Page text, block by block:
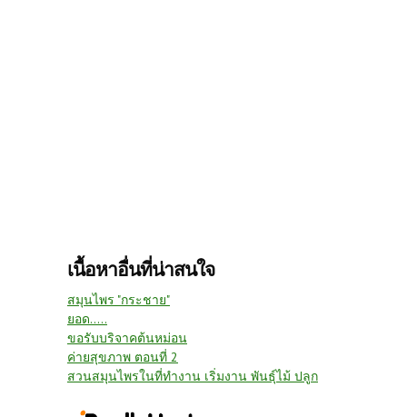
เนื้อหาอื่นที่น่าสนใจ
สมุนไพร "กระชาย"
ยอด.....
ขอรับบริจาคต้นหม่อน
ค่ายสุขภาพ ตอนที่ 2
สวนสมุนไพรในที่ทำงาน เริ่มงาน พันธุ์ไม้ ปลูก